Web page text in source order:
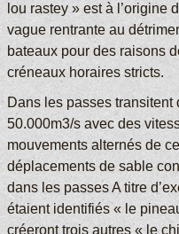
lou rastey » est à l’origine
vague rentrante au
bateaux pour des raisons
créneaux horaires stricts.
Dans les passes transitent
50.000m3/s avec des
mouvements alternés de
déplacements de sable
dans les passes A titre
étaient identifiés « le
créeront trois autres « le